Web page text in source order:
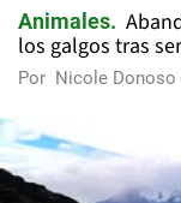
Animales
los galgos tras
Por Nicole Donoso